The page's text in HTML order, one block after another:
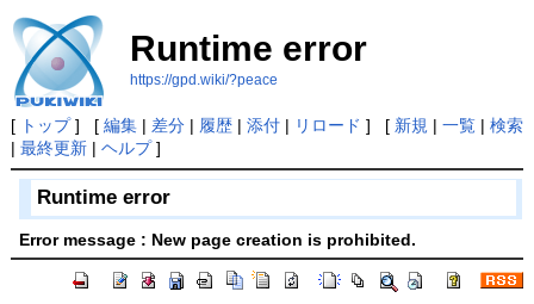
Runtime error
https://gpd.wiki/?peace
[ トップ] [ 編集| 差分| 履歴| 添付| リロード ] [ 新規 | 一覧| 検索
| 最終更新| ヘルプ]
Runtime error
Error message : New page creation is prohibited.